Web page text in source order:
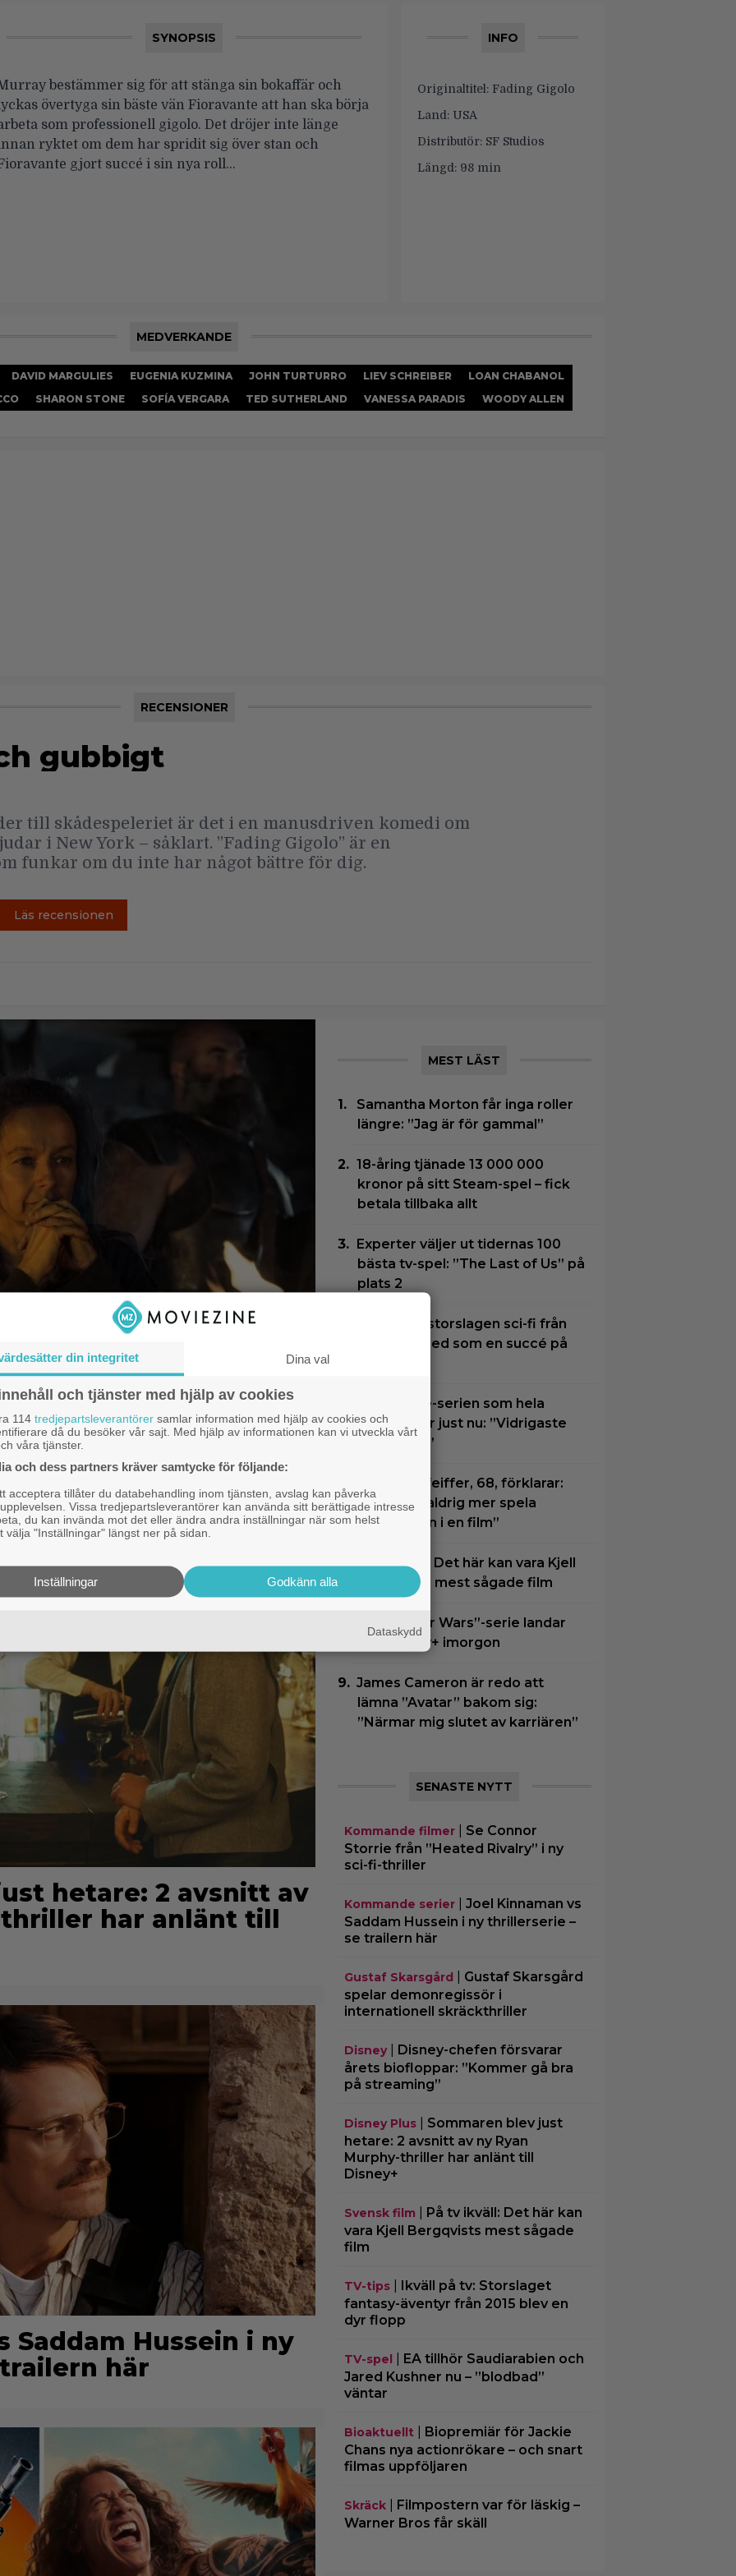
SYNOPSIS
bestämmer sig för att stänga sin bokaffär och
övertyga sin bäste vän Fioravante att han ska börja
som professionell gigolo. Det dröjer inte länge
ryktet om dem har spridit sig över stan och
gjort succé i sin nya roll…
INFO
Originaltitel: Fading Gigolo
Land: USA
Distributör: SF Studios
Längd: 98 min
MEDVERKANDE
DAVID MARGULIES EUGENIA KUZMINA JOHN TURTURRO LIEV SCHREIBER
LOAN CHABANOL
SHARON STONE SOFÍA VERGARA TED SUTHERLAND VANESSA PARADIS WOODY ALLEN
RECENSIONER
gubbigt
till skådespeleriet är det i en manusdriven komedi om
i New York – såklart. ”Fading Gigolo” är en
funkar om du inte har något bättre för dig.
Läs recensionen
får inga roller längre:
hetare: 2 avsnitt av
thriller har anlänt till
Saddam Hussein i ny
här
MEST LÄST
Samantha Morton får inga roller
längre: ”Jag är för gammal”
18-åring tjänade 13 000 000
kronor på sitt Steam-spel – fick
betala tillbaka allt
Experter väljer ut tidernas 100
bästa tv-spel: ”The Last of Us” på
plats 2
En visuellt storslagen sci-fi från
2026 slår ned som en succé på
True crime-serien som hela
Sverige ser just nu: ”Vidrigaste
fallet ever”
Michelle Pfeiffer, 68, förklarar:
”Kommer aldrig mer spela
huvudrollen i en film”
På tv ikväll: Det här kan vara Kjell
Bergqvists mest sågade film
Nästa ”Star Wars”-serie landar
hos Disney+ imorgon
James Cameron är redo att
lämna ”Avatar” bakom sig:
”Närmar mig slutet av karriären”
SENASTE NYTT
Kommande filmer| Se Connor
Storrie från ”Heated Rivalry” i ny
sci-fi-thriller
Kommande serier| Joel Kinnaman vs
Saddam Hussein i ny thrillerserie –
se trailern här
Gustaf Skarsgård
Gustaf Skarsgård
spelar demonregissör i
internationell skräckthriller
Disney| Disney-chefen försvarar
årets biofloppar: ”Kommer gå bra
på streaming”
Disney Plus| Sommaren blev just
hetare: 2 avsnitt av ny Ryan
Murphy-thriller har anlänt till
Disney+
Svensk film
På tv ikväll: Det här kan
vara Kjell Bergqvists mest sågade
film
TV-tips| Ikväll på tv: Storslaget
fantasy-äventyr från 2015 blev en
dyr flopp
TV-spel
EA tillhör Saudiarabien och
Jared Kushner nu – ”blodbad”
väntar
Bioaktuellt
Biopremiär för Jackie
Chans nya actionrökare – och snart
filmas uppföljaren
Skräck| Filmpostern var för läskig –
Warner Bros får skäll
din integritet Dina val
och tjänster med hjälp av cookies
114 tredjepartsleverantörer samlar information med hjälp av cookies och
då du besöker vår sajt. Med hjälp av informationen kan vi utveckla vårt
våra tjänster.
och dess partners kräver samtycke för följande:
acceptera tillåter du databehandling inom tjänsten, avslag kan påverka
Vissa tredjepartsleverantörer kan använda sitt berättigade intresse
du kan invända mot det eller ändra andra inställningar när som helst
välja "Inställningar" längst ner på sidan.
Godkänn alla
Inställningar
Dataskydd